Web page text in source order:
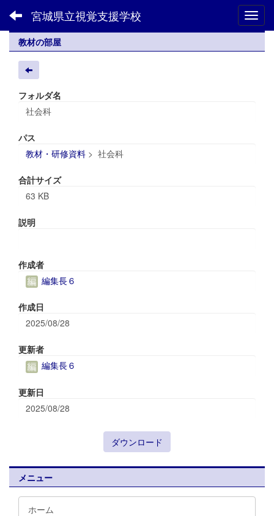
宮城県立視覚支援学校
教材の部屋
フォルダ名
社会科
パス
教材・研修資料 > 社会科
合計サイズ
63 KB
説明
作成者
編集長６
作成日
2025/08/28
更新者
編集長６
更新日
2025/08/28
ダウンロード
メニュー
ホーム